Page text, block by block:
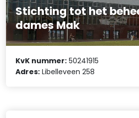
Stichting tot het
dames Mak
KvK nummer: 50241915
Adres: Libelleveen 258